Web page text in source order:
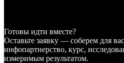
Готовы идти вместе?
Оставьте заявку — соберем для
инфопартнерство, курс,
измеримым результатом.